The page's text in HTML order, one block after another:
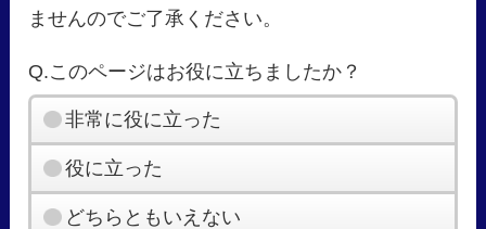
ませんのでご了承ください。
Q.このページはお役に立ちましたか？
非常に役に立った
役に立った
どちらともいえない